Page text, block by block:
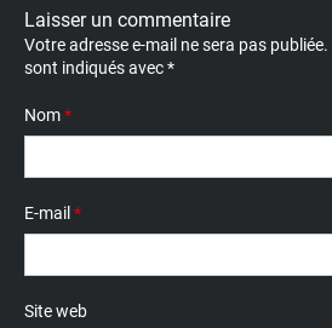
Laisser un commentaire
Votre adresse e-mail ne sera pas publiée.
sont indiqués avec*
Nom*
E-mail *
Site web